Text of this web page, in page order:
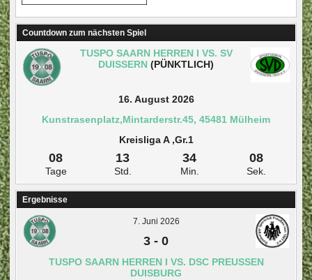
Countdown zum nächsten Spiel
TUSPO SAARN HERREN I VS. SV
DUISSERN (PÜNKTLICH)
16. August 2026
Kunstrasenplatz,Mintarderstr.45, 45481 Mülheim
Kreisliga A ,Gr.1
08
Tage
13
Std.
34
Min.
07
Sek.
Ergebnisse
7. Juni 2026
3 - 0
TUSPO SAARN HERREN I VS. DSC PREUSSEN D
UISBURG